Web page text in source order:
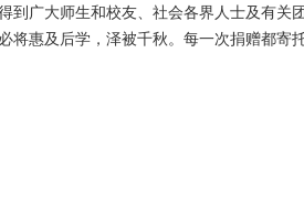
到广大师生和校友、社会各界人士及有
将惠及后学，泽被千秋。每一次捐赠都寄